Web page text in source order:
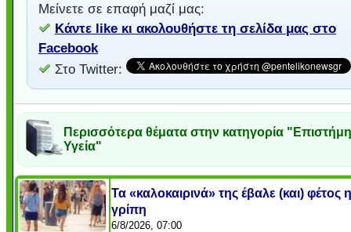
Μείνετε σε επαφή μαζί μας:
Κάντε like κι ακολουθήστε τη σελίδα μας στο
Facebook
Στο Twitter:
Περισσότερα θέματα στην κατηγορία
Υγεία"
Τα «καλοκαιρινά» της έβαλε (και) φέτος η
γρίπη
6/8/2026, 07:00